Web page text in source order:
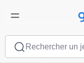
Rechercher un